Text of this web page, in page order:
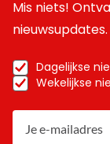
Mis niets!
nieuwsupdates.
Dagelijkse
Wekelijkse